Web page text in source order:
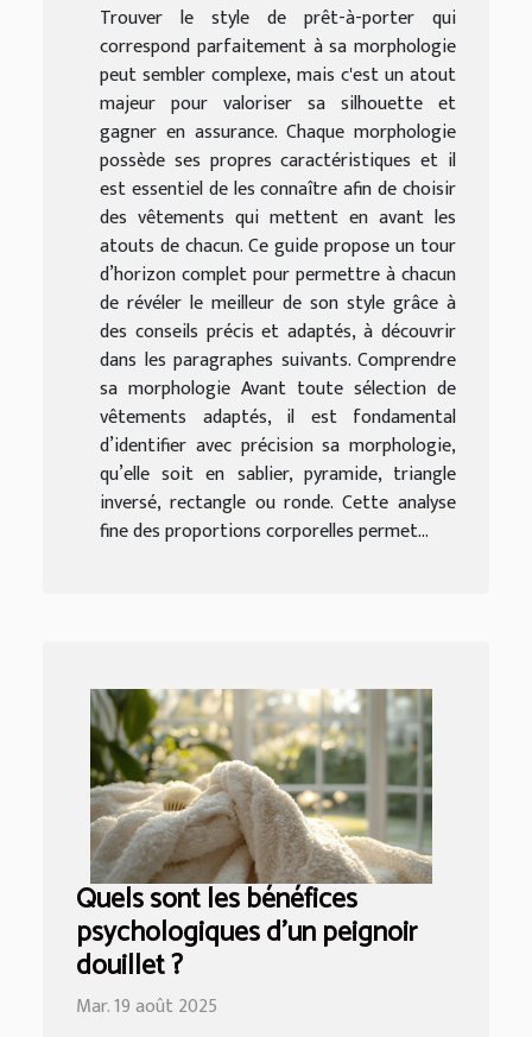
Trouver le style de prêt-à-porter qui
correspond parfaitement à sa morphologie
peut sembler complexe, mais c'est un atout
majeur pour valoriser sa silhouette et
gagner en assurance. Chaque morphologie
possède ses propres caractéristiques et il
est essentiel de les connaître afin de choisir
des vêtements qui mettent en avant les
atouts de chacun. Ce guide propose un tour
d’horizon complet pour permettre à chacun
de révéler le meilleur de son style grâce à
des conseils précis et adaptés, à découvrir
dans les paragraphes suivants. Comprendre
sa morphologie Avant toute sélection de
vêtements adaptés, il est fondamental
d’identifier avec précision sa morphologie,
qu’elle soit en sablier, pyramide, triangle
inversé, rectangle ou ronde. Cette analyse
fine des proportions corporelles permet...
Quels sont les bénéfices
psychologiques d'un peignoir
douillet ?
Mar. 19 août 2025